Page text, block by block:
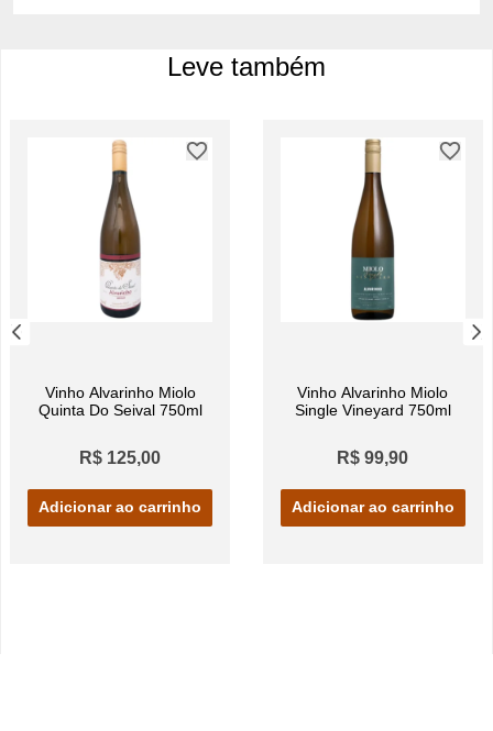
Leve também
Vinho Alvarinho Miolo
Quinta Do Seival 750ml
R$ 125,00
Adicionar ao carrinho
Vinho Alvarinho Miolo
Single Vineyard 750ml
R$ 99,90
Adicionar ao carrinho